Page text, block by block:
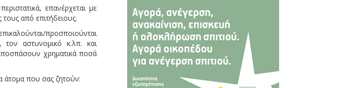
επανέρχεται με
από επιτήδειους.
προσποιούνται
αστυνομικό κ.λπ. και
χρηματικά ποσά
άτομα που σας ζητούν: